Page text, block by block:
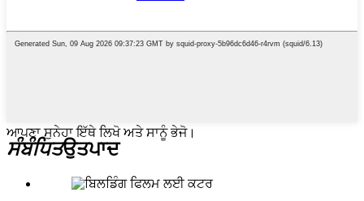
ਆਪਣਾ ਸੁਨੇਹਾ ਇੱਥੇ ਲਿਖੋ ਅਤੇ ਸਾਨੂੰ ਭੇਜੋ।
ਸੰਬੰਧਿਤਉਤਪਾਦ